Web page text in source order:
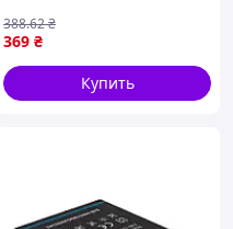
(17001202)
369 ₴
388.62₴
Купить